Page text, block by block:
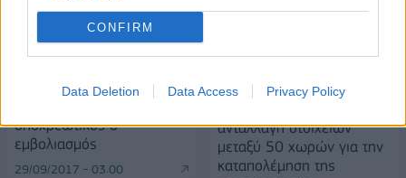
CONFIRM
Data Deletion Data Access Privacy Policy
Γ.Μπασκόζος: Αναζητείται
υποχρεωτικός ο
εμβολιασμός
29/09/2017 - 03:00
ανταλλαγή στοιχείων
μεταξύ 50 χωρών για την
καταπολέμηση της